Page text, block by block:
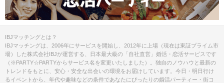
IBJマッチングとは？
IBJマッチングは、2006年にサービスを開始し、2012年に上場（現在は東証プライム市
場）した株式会社IBJが運営する、日本最大級の「自社直営」婚活・恋活サービスです
（※PARTY☆PARTYからサービス名を変更いたしました）。独自のノウハウと最新の
トレンドをもとに、安心・安全な出会いの環境をお届けしています。今日・明日行け
るイベントから、年代や趣味などの条件であなたにぴったりの婚活パーティー・街コ